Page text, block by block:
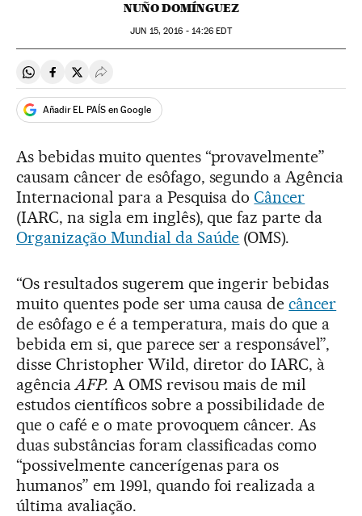
NUÑO DOMÍNGUEZ
JUN 15, 2016 - 14:26 EDT
Compartir en Whatsapp
Compartir en Facebook
Compartir en Twitter
Desplegar Redes Sociales
Añadir EL PAÍS en Google
As bebidas muito quentes “provavelmente”
causam câncer de esôfago, segundo a Agência
Internacional para a Pesquisa doCâncer
(IARC, na sigla em inglês), que faz parte da
Organização Mundial da Saúde (OMS).
“Os resultados sugerem que ingerir bebidas
muito quentes pode ser uma causa decâncer
de esôfago e é a temperatura, mais do que a
bebida em si, que parece ser a responsável”,
disse Christopher Wild, diretor do IARC, à
agênciaAFP. A OMS revisou mais de mil
estudos científicos sobre a possibilidade de
que o café e o mate provoquem câncer. As
duas substâncias foram classificadas como
“possivelmente cancerígenas para os
humanos” em 1991, quando foi realizada a
última avaliação.